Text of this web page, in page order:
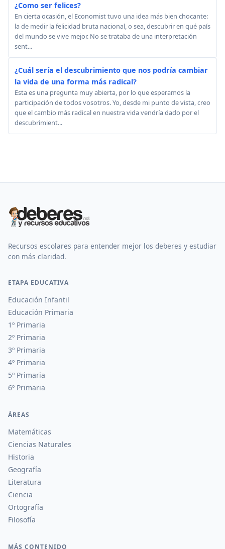
¿Como ser felices?
En cierta ocasión, el Economist tuvo una idea más bien chocante:
la de medir la felicidad bruta nacional, o sea, descubrir en qué país
del mundo se vive mejor. No se trataba de una interpretación
sent...
¿Cuál sería el descubrimiento que nos podría cambiar
la vida de una forma más radical?
Esta es una pregunta muy abierta, por lo que esperamos la
participación de todos vosotros. Yo, desde mi punto de vista, creo
que el cambio más radical en nuestra vida vendría dado por el
descubrimient...
Recursos escolares para entender mejor los deberes y estudiar
con más claridad.
ETAPA EDUCATIVA
Educación Infantil
Educación Primaria
1º Primaria
2º Primaria
3º Primaria
4º Primaria
5º Primaria
6º Primaria
ÁREAS
Matemáticas
Ciencias Naturales
Historia
Geografía
Literatura
Ciencia
Ortografía
Filosofía
MÁS CONTENIDO